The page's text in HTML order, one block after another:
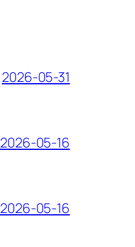
2026-05-31
2026-05-16
2026-05-16